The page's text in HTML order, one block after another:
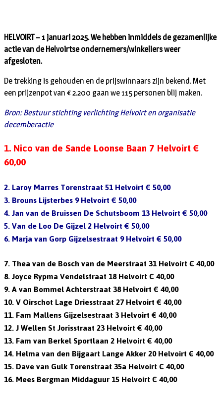
HELVOIRT – 1 januari 2025. We hebben inmiddels de gezamenlijke
actie van de Helvoirtse ondernemers/winkeliers weer
afgesloten.
De trekking is gehouden en de prijswinnaars zijn bekend. Met
een prijzenpot van € 2.200 gaan we 115 personen blij maken.
Bron: Bestuur stichting verlichting Helvoirt en organisatie
decemberactie
1. Nico van de Sande Loonse Baan 7 Helvoirt€
60,00
2. Laroy Marres Torenstraat 51 Helvoirt € 50,00
3. Brouns Lijsterbes 9 Helvoirt € 50,00
4. Jan van de Bruissen De Schutsboom 13 Helvoirt € 50,00
5. Van de Loo De Gijzel 2 Helvoirt € 50,00
6. Marja van Gorp Gijzelsestraat 9 Helvoirt € 50,00
7. Thea van de Bosch van de Meerstraat 31 Helvoirt € 40,00
8. Joyce Rypma Vendelstraat 18 Helvoirt € 40,00
9. A van Bommel Achterstraat 38 Helvoirt € 40,00
10. V Oirschot Lage Driesstraat 27 Helvoirt € 40,00
11. Fam Mallens Gijzelsestraat 3 Helvoirt € 40,00
12. J Wellen St Jorisstraat 23 Helvoirt € 40,00
13. Fam van Berkel Sportlaan 2 Helvoirt € 40,00
14. Helma van den Bijgaart Lange Akker 20 Helvoirt € 40,00
15. Dave van Gulk Torenstraat 35a Helvoirt € 40,00
16. Mees Bergman Middaguur 15 Helvoirt € 40,00